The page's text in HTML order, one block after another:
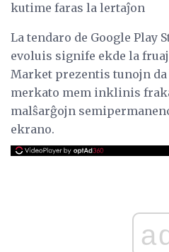
kutime faras la lertaĵon
La tendaro de Google Play
evoluis signife ekde la
Market prezentis tunojn
merkato mem inklinis
malŝarĝojn
ekrano.